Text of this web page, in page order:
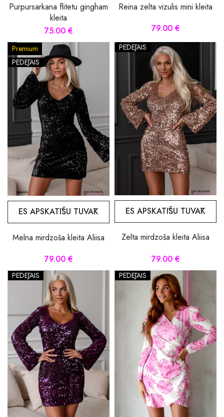
Purpursarkana flitetu gingham
kleita
75.00 €
Reina zelta vizulis mini kleita
79.00 €
Premium
PĒDĒJAIS
ES APSKATĪŠU TUVĀK
Melna mirdzoša kleita Aliisa
79.00 €
PĒDĒJAIS
ES APSKATĪŠU TUVĀK
Zelta mirdzoša kleita Aliisa
79.00 €
PĒDĒJAIS PĒDĒJAIS